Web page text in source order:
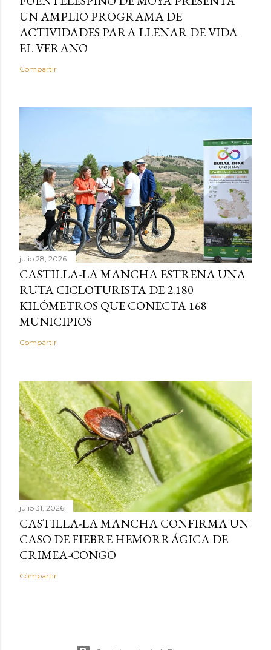
UN AMPLIO PROGRAMA DE
ACTIVIDADES PARA LLENAR DE VIDA
EL VERANO
Compartir
julio 28, 2026
CASTILLA-LA MANCHA ESTRENA UNA
RUTA CICLOTURISTA DE 2.180
KILÓMETROS QUE CONECTA 168
MUNICIPIOS
Compartir
julio 31, 2026
CASTILLA-LA MANCHA CONFIRMA UN
CASO DE FIEBRE HEMORRÁGICA DE
CRIMEA-CONGO
Compartir